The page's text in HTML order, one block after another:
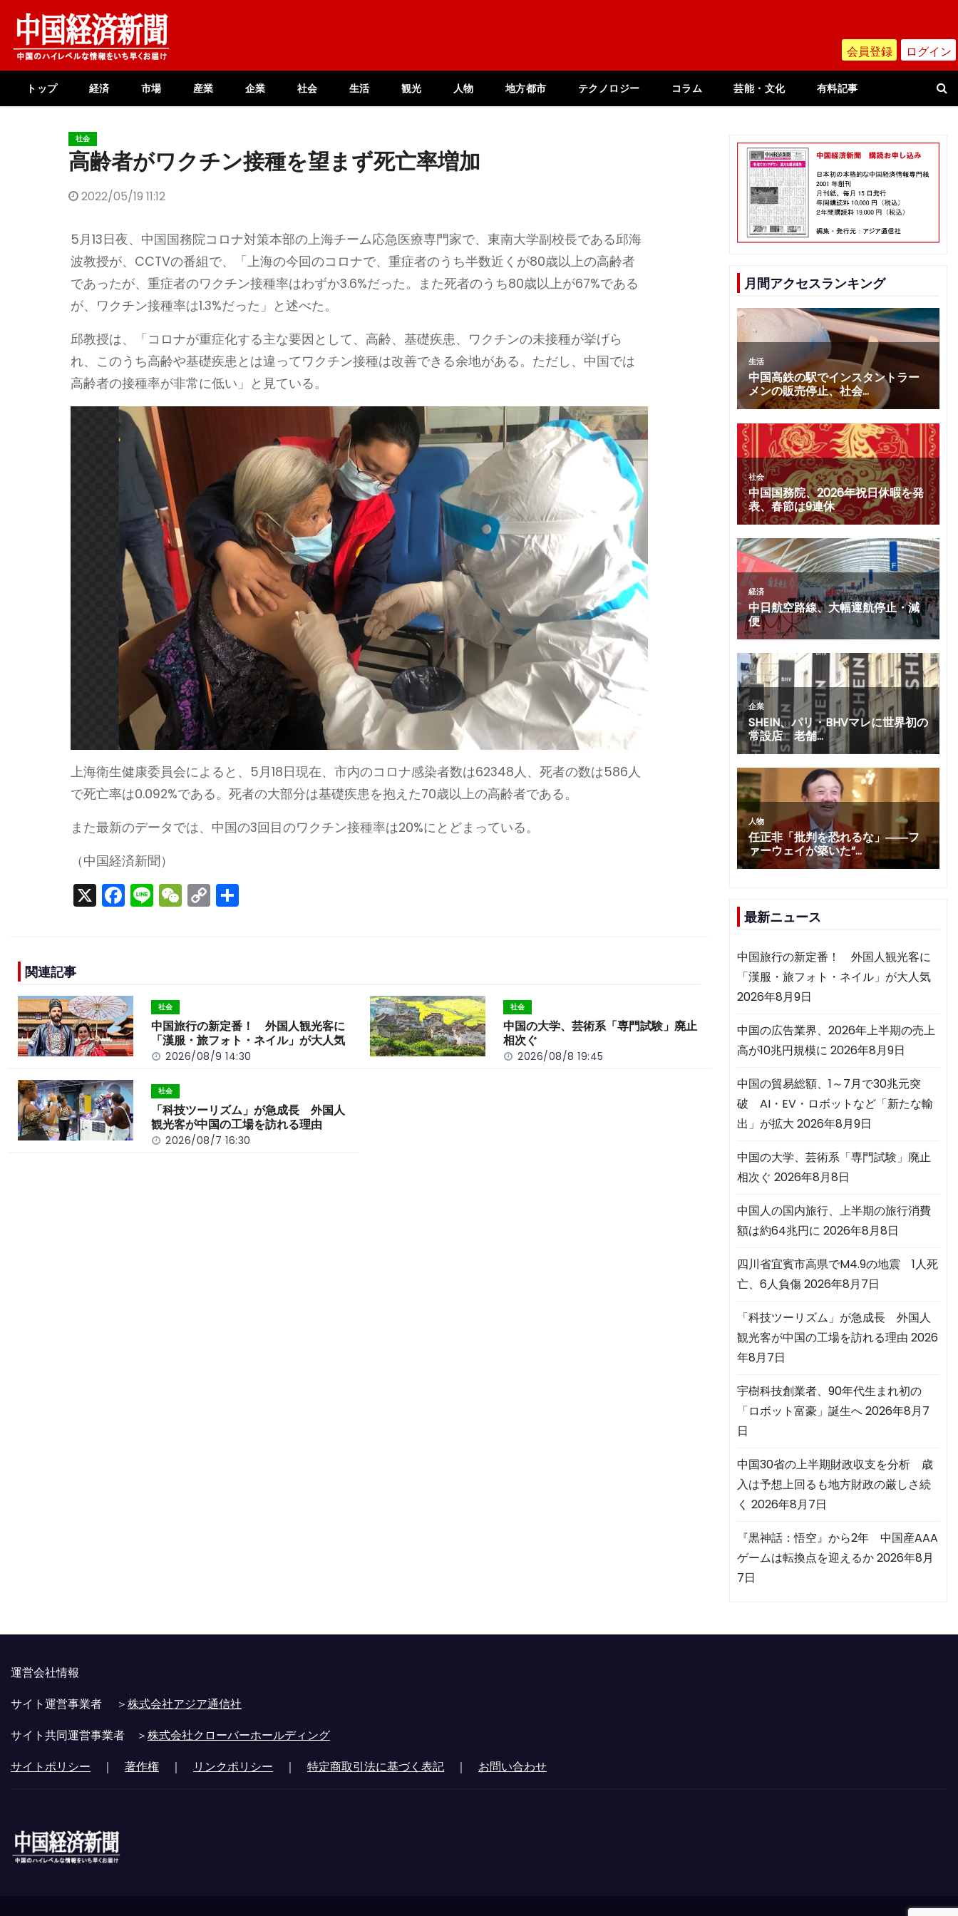
content
会員登録 ログイン
トップ 経済 市場 産業 企業 社会 生活 観光 人物 地方都市 テクノロジー コラム 芸能・文化 有料記事
社会
高齢者がワクチン接種を望まず死亡率増加
2022/05/19 11:12
5月13日夜、中国国務院コロナ対策本部の上海チーム応急医療専門家で、東南大学副校長である邱海
波教授が、CCTVの番組で、「上海の今回のコロナで、重症者のうち半数近くが80歳以上の高齢者
であったが、重症者のワクチン接種率はわずか3.6%だった。また死者のうち80歳以上が67%である
が、ワクチン接種率は1.3%だった」と述べた。
邱教授は、「コロナが重症化する主な要因として、高齢、基礎疾患、ワクチンの未接種が挙げら
れ、このうち高齢や基礎疾患とは違ってワクチン接種は改善できる余地がある。ただし、中国では
高齢者の接種率が非常に低い」と見ている。
上海衛生健康委員会によると、5月18日現在、市内のコロナ感染者数は62348人、死者の数は586人
で死亡率は0.092%である。死者の大部分は基礎疾患を抱えた70歳以上の高齢者である。
また最新のデータでは、中国の3回目のワクチン接種率は20%にとどまっている。
（中国経済新聞）
X F
a
o
o
k
Li
n
W
e
C
o
k
関連記事
社会
中国旅行の新定番！ 外国人観光客に
「漢服・旅フォト・ネイル」が大人気
2026/08/9 14:30
社会
中国の大学、芸術系「専門試験」廃止
相次ぐ
2026/08/8 19:45
社会
「科技ツーリズム」が急成長 外国人
観光客が中国の工場を訪れる理由
2026/08/7 16:30
月間アクセスランキング
最新ニュース
中国旅行の新定番！ 外国人観光客に
「漢服・旅フォト・ネイル」が大人気
2026年8月9日
中国の広告業界、2026年上半期の売上
高が10兆円規模に 2026年8月9日
中国の貿易総額、1～7月で30兆元突
破 AI・EV・ロボットなど「新たな輸
出」が拡大 2026年8月9日
中国の大学、芸術系「専門試験」廃止
相次ぐ 2026年8月8日
中国人の国内旅行、上半期の旅行消費
額は約64兆円に 2026年8月8日
四川省宜賓市高県でM4.9の地震 1人死
亡、6人負傷2026年8月7日
「科技ツーリズム」が急成長 外国人
観光客が中国の工場を訪れる理由 2026
年8月7日
宇樹科技創業者、90年代生まれ初の
「ロボット富豪」誕生へ2026年8月7
日
中国30省の上半期財政収支を分析 歳
入は予想上回るも地方財政の厳しさ続
く 2026年8月7日
『黒神話：悟空』から2年 中国産AAA
ゲームは転換点を迎えるか2026年8月
7日
運営会社情報
サイト運営事業者 ＞株式会社アジア通信社
サイト共同運営事業者 ＞株式会社クローバーホールディング
サイトポリシー ｜ 著作権 ｜ リンクポリシー ｜ 特定商取引法に基づく表記 ｜ お問い合わせ